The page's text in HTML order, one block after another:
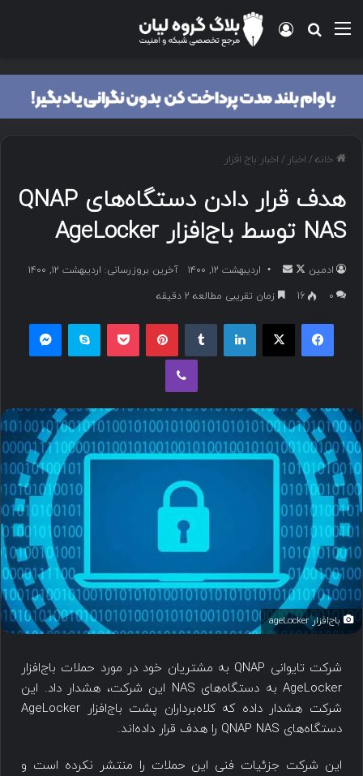
خانه/ اخبار / اخبار باج افزار
هدف قرار دادن دستگاه‌های QNAP
NAS توسط باج‌افزار AgeLocker
ادمین اردیبهشت ۱۲, ۱۴۰۰
آخرین بروزرسانی: اردیبهشت ۱۲, ۱۴۰۰
۰
16 زمان تقریبی مطالعه 2 دقیقه
باج‌افزار ageLocker
شرکت تایوانی QNAP به مشتریان خود در مورد حملات باج‌افزار
AgeLocker به دستگاه‌های NAS این شرکت، هشدار داد. این
شرکت هشدار داده که کلاه‌برداران پشت باج‌افزار AgeLocker
دستگاه‌های QNAP NAS را هدف قرار داده‌اند.
این شرکت جزئیات فنی این حملات را منتشر نکرده است و